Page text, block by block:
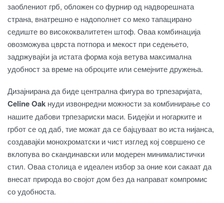
заоблениот грб, обложен со фурнир од надворешната
страна, внатрешно е надополнет со меко тапацирано
седиште во висококвалитетен штоф. Оваа комбинација
овозможува цврста потпора и мекост при седењето,
задржувајќи ја истата форма која ветува максимална
удобност за време на оброците или семејните дружења.
Дизајнирана да биде централна фигура во трпезаријата,
Celine Oak нуди извонредни можности за комбинирање со
нашите дабови трпезариски маси. Бидејќи и ногарките и
грбот се од даб, тие можат да се бајцуваат во иста нијанса,
создавајќи монохроматски и чист изглед кој совршено се
вклопува во скандинавски или модерен минималистички
стил. Оваа столица е идеален избор за оние кои сакаат да
внесат природа во својот дом без да направат компромис
со удобноста.